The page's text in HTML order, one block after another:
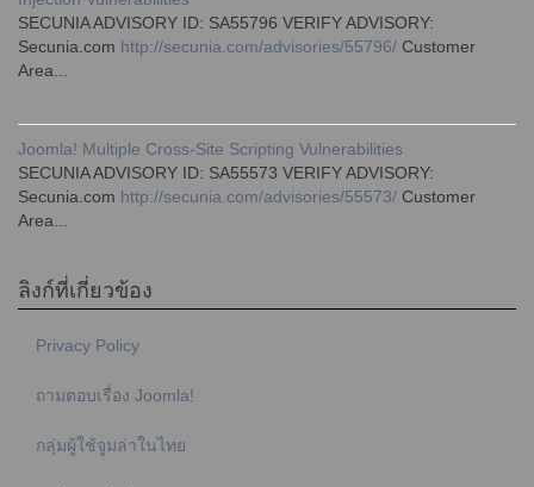
SECUNIA ADVISORY ID: SA55796 VERIFY ADVISORY:
Secunia.com http://secunia.com/advisories/55796/ Customer
Area...
Joomla! Multiple Cross-Site Scripting Vulnerabilities
SECUNIA ADVISORY ID: SA55573 VERIFY ADVISORY:
Secunia.com http://secunia.com/advisories/55573/ Customer
Area...
ลิงก์ที่เกี่ยวข้อง
Privacy Policy
ถามตอบเรื่อง Joomla!
กลุ่มผู้ใช้จูมล่าในไทย